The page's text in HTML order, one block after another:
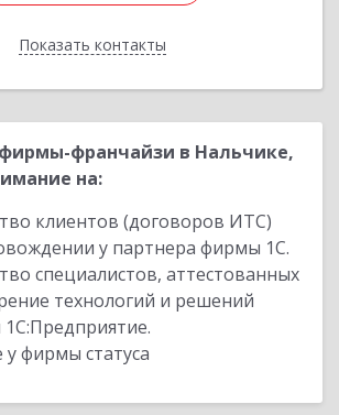
Показать контакты
Назад
франчайзи в Нальчике,
на:
клиентов (договоров ИТС)
у партнера фирмы 1С.
специалистов, аттестованных
технологий и решений
у фирмы статуса